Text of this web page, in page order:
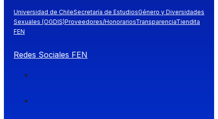
Universidad de ChileSecretaría de EstudiosGénero y Diversidades
Sexuales (OGDIS)Proveedores/HonorariosTransparenciaTiendita
FEN
Redes Sociales FEN